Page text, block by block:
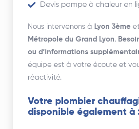
Devis pompe à chaleur en
Nous intervenons à Lyon 3ème
Métropole du Grand Lyon.
ou d’informations
équipe est à votre écoute et
réactivité.
Votre plombier
disponible également à